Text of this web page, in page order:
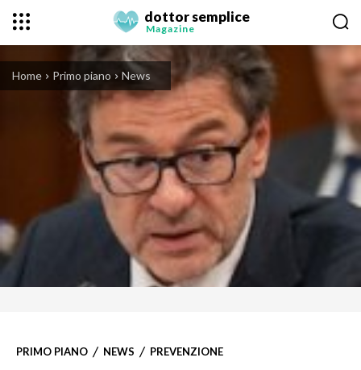
dottor semplice
Magazine
Home Primo piano News
PRIMO PIANO NEWS PREVENZIONE